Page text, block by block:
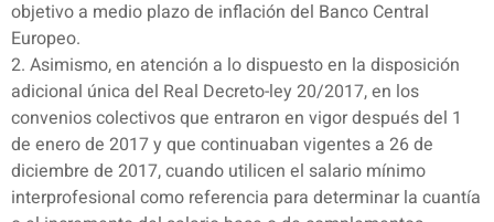
objetivo a medio plazo de inflación del Banco Central
Europeo.
2. Asimismo, en atención a lo dispuesto en la disposición
adicional única del Real Decreto-ley 20/2017, en los
convenios colectivos que entraron en vigor después del 1
de enero de 2017 y que continuaban vigentes a 26 de
diciembre de 2017, cuando utilicen el salario mínimo
interprofesional como referencia para determinar la cuantía